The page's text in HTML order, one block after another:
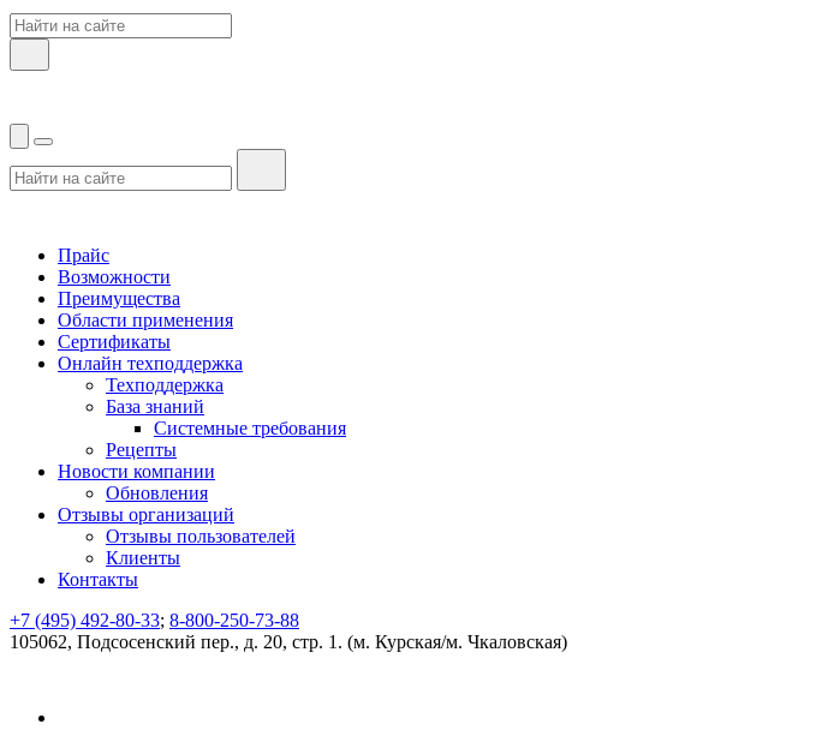
Прайс
Возможности
Преимущества
Области применения
Сертификаты
Онлайн техподдержка
Техподдержка
База знаний
Системные требования
Рецепты
Новости компании
Обновления
Отзывы организаций
Отзывы пользователей
Клиенты
Контакты
+7 (495) 492-80-33; 8-800-250-73-88
105062, Подсосенский пер., д. 20, стр. 1. (м. Курская/м. Чкаловская)